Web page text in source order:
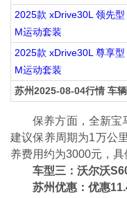
2025款 xDrive30L 领先型
M运动套装
2025款 xDrive30L 尊享型
M运动套装
苏州2025-08-04行情 车
保养方面，全新宝马
建议保养周期为1万公
养费用约为3000元，具
车型三：沃尔沃
苏州优惠：优惠